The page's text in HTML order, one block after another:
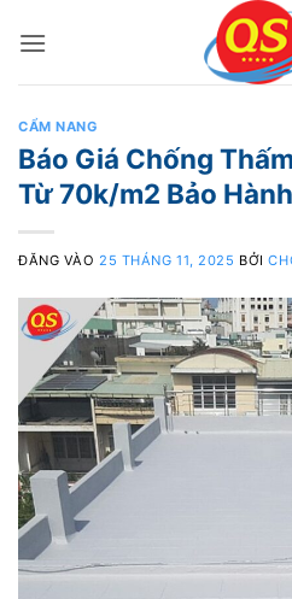
qua
CẨM NANG
Báo Giá Chống
Từ 70k/m2 Bảo
ĐĂNG VÀO 25 THÁNG 11, 2025 BỞI